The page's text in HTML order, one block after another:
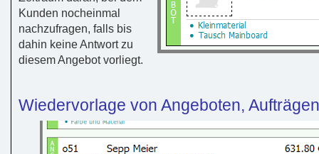
Kunden nocheinmal
nachzufragen, falls bis
dahin keine Antwort zu
diesem Angebot vorliegt.
Wiedervorlage von Angeboten,